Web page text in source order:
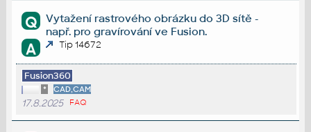
Q
Vytažení rastrového obrázku do 3D sítě -
např. pro gravírování ve Fusion.
A Tip 14672
Fusion360
* CAD,CAM
17.8.2025 FAQ